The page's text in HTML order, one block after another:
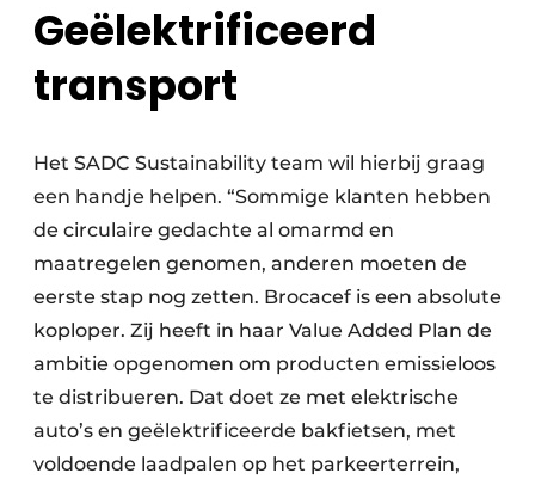
Geëlektrificeerd
transport
Het SADC Sustainability team wil hierbij graag
een handje helpen. “Sommige klanten hebben
de circulaire gedachte al omarmd en
maatregelen genomen, anderen moeten de
eerste stap nog zetten. Brocacef is een absolute
koploper. Zij heeft in haar Value Added Plan de
ambitie opgenomen om producten emissieloos
te distribueren. Dat doet ze met elektrische
auto’s en geëlektrificeerde bakfietsen, met
voldoende laadpalen op het parkeerterrein,